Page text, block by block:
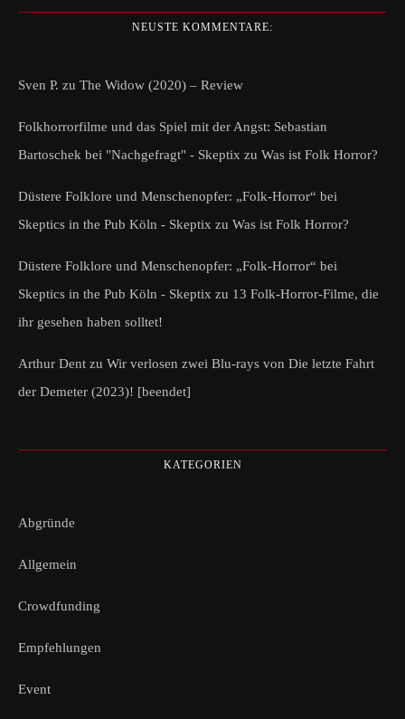
NEUSTE KOMMENTARE:
Sven P. zu The Widow (2020) – Review
Folkhorrorfilme und das Spiel mit der Angst: Sebastian
Bartoschek bei "Nachgefragt" - Skeptix zu Was ist Folk Horror?
Düstere Folklore und Menschenopfer: „Folk-Horror“ bei
Skeptics in the Pub Köln - Skeptix zu Was ist Folk Horror?
Düstere Folklore und Menschenopfer: „Folk-Horror“ bei
Skeptics in the Pub Köln - Skeptix zu 13 Folk-Horror-Filme, die
ihr gesehen haben solltet!
Arthur Dent zu Wir verlosen zwei Blu-rays von Die letzte Fahrt
der Demeter (2023)! [beendet]
KATEGORIEN
Abgründe
Allgemein
Crowdfunding
Empfehlungen
Event